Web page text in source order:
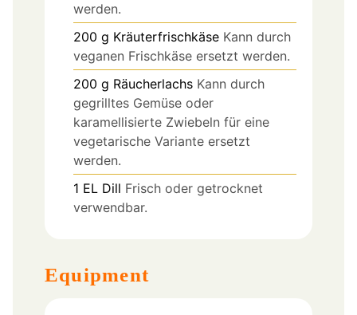
werden.
200 g Kräuterfrischkäse Kann durch
veganen Frischkäse ersetzt werden.
200 g Räucherlachs Kann durch
gegrilltes Gemüse oder
karamellisierte Zwiebeln für eine
vegetarische Variante ersetzt
werden.
1 EL Dill Frisch oder getrocknet
verwendbar.
Equipment